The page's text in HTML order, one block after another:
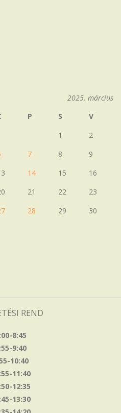
2025. március
P S
V
1
2
7 8
9
14 15
16
21 22
23
28 29
30
REND
8:45
9:40
10:40
11:40
12:35
13:30